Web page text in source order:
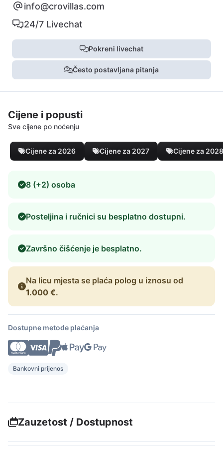
info@crovillas.com
24/7 Livechat
Pokreni livechat
Često postavljana pitanja
Cijene i popusti
Sve cijene po noćenju
Cijene za 2026 Cijene za 2027 Cijene za 2028
8 (+2) osoba
Posteljina i ručnici su besplatno dostupni.
Završno čišćenje je besplatno.
Na licu mjesta se plaća polog u iznosu od
1.000 €.
Dostupne metode plaćanja
Bankovni prijenos
Zauzetost / Dostupnost